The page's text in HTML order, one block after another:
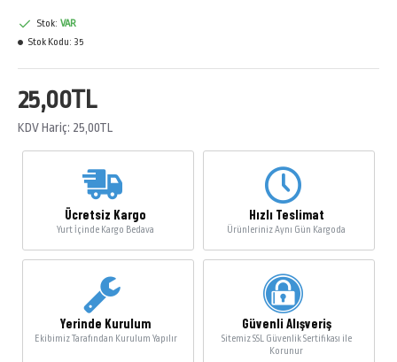
25,00TL
KDV Hariç: 25,00TL
Stok: VAR
Stok Kodu: 35
Ücretsiz Kargo
Yurt İçinde Kargo Bedava
Hızlı Teslimat
Ürünleriniz Aynı Gün Kargoda
Yerinde Kurulum
Ekibimiz Tarafından Kurulum Yapılır
Güvenli Alışveriş
Sitemiz SSL Güvenlik Sertifikası ile
Korunur